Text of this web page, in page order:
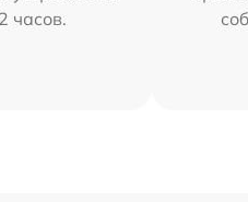
часов.